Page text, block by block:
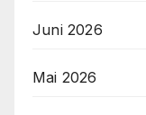
Juni 2026
Mai 2026